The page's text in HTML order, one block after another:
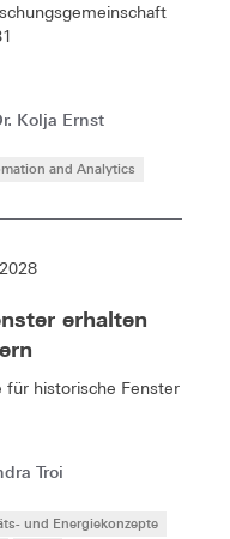
Kolja Ernst
and Analytics
erhalten
für historische Fenster
Troi
und Energiekonzepte